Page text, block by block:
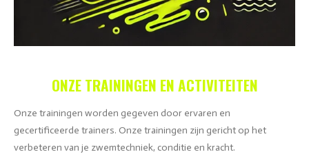
ONZE TRAININGEN EN ACTIVITEITEN
Onze trainingen worden gegeven door ervaren en
gecertificeerde trainers. Onze trainingen zijn gericht op het
verbeteren van je zwemtechniek, conditie en kracht.